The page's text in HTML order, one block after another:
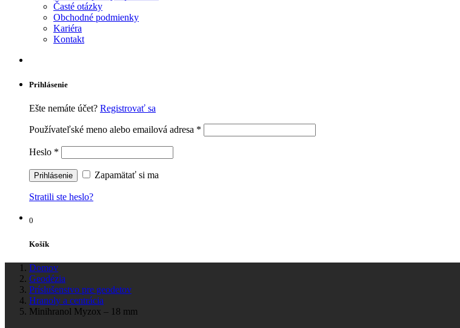
Časté otázky
Obchodné podmienky
Kariéra
Kontakt
Prihlásenie
Ešte nemáte účet? Registrovať sa
Používateľské meno alebo emailová adresa *
Heslo *
Zapamätať si ma
Stratili ste heslo?
0
Košík
Domov
Geodézia
Príslušenstvo pre geodetov
Hranoly a centrácia
Minihranol Myzox – 18 mm